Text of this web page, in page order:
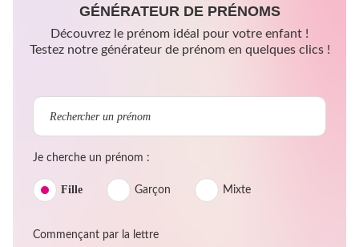
GÉNÉRATEUR DE PRÉNOMS
Découvrez le prénom idéal pour votre enfant !
Testez notre générateur de prénom en quelques clics !
Je cherche un prénom :
Fille Garçon Mixte
Commençant par la lettre